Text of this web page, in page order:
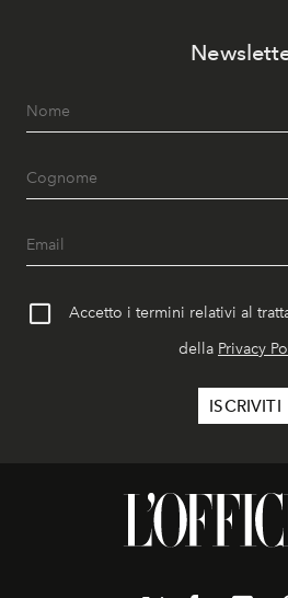
Accetto i termini relativi al
della Privacy